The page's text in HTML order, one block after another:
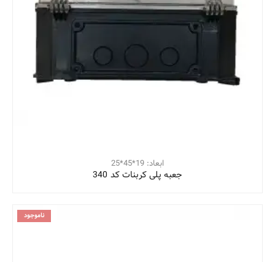
ابعاد: 19*45*25
جعبه پلی کربنات کد 340
ناموجود